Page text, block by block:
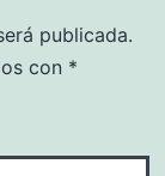
publicada.
con *